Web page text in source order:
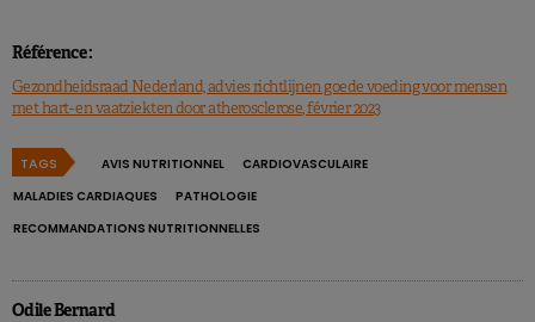
Référence :
Gezondheidsraad Nederland, advies richtlijnen goede voeding voor mensen
met hart- en vaatziekten door atherosclerose, février 2023
TAGS AVIS NUTRITIONNEL
CARDIOVASCULAIRE
MALADIES CARDIAQUES
PATHOLOGIE
RECOMMANDATIONS NUTRITIONNELLES
Odile Bernard